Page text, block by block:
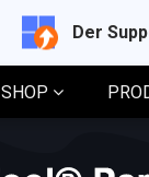
Der
SHOP